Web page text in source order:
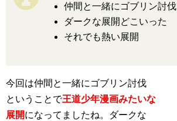
仲間と一緒にゴブリン討伐
ダークな展開どこいった
それでも熱い展開
今回は仲間と一緒にゴブリン討伐
ということで王道少年漫画みたいな
展開になってましたね。ダークな